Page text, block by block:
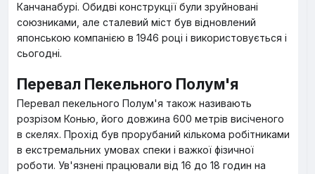
Канчанабурі. Обидві конструкції були зруйновані
союзниками, але сталевий міст був відновлений
японською компанією в 1946 році і використовується і
сьогодні.
Перевал Пекельного Полум'я
Перевал пекельного Полум'я також називають
розрізом Конью, його довжина 600 метрів висіченого
в скелях. Прохід був прорубаний кількома робітниками
в екстремальних умовах спеки і важкої фізичної
роботи. Ув'язнені працювали від 16 до 18 годин на